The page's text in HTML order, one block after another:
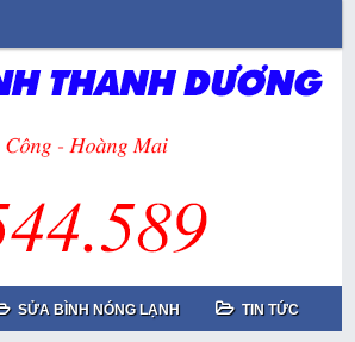
SỬA BÌNH NÓNG LẠNH TIN TỨC